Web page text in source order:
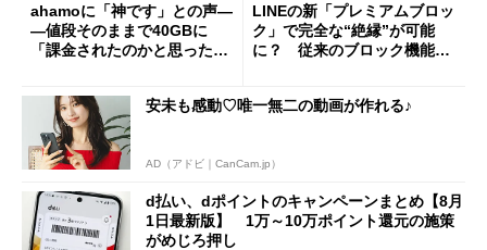
ahamoに「神です」との声―
―値段そのままで40GBに
「課金されたのかと思った」
LINEの新「プレミアムブロッ
ク」で完全な“絶縁”が可能
に？ 従来のブロック機能と
安未も感動♡唯一無二の動画が作れる♪
AD（アドビ｜CanCam.jp）
d払い、dポイントのキャンペーンまとめ【8月
1日最新版】 1万～10万ポイント還元の施策
がめじろ押し